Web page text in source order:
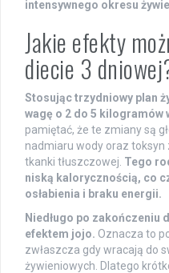
intensywnego okresu
Jakie efekty
diecie 3
Stosując trzydniowy plan
wagę o 2 do 5 kilogramów
pamiętać, że te zmiany są
nadmiaru wody oraz toksyn
tkanki tłuszczowej. Tego
niską kalorycznością, co
osłabienia i braku energii.
Niedługo po zakończeniu
efektem jojo. Oznacza to
zwłaszcza gdy wracają do
żywieniowych. Dlatego